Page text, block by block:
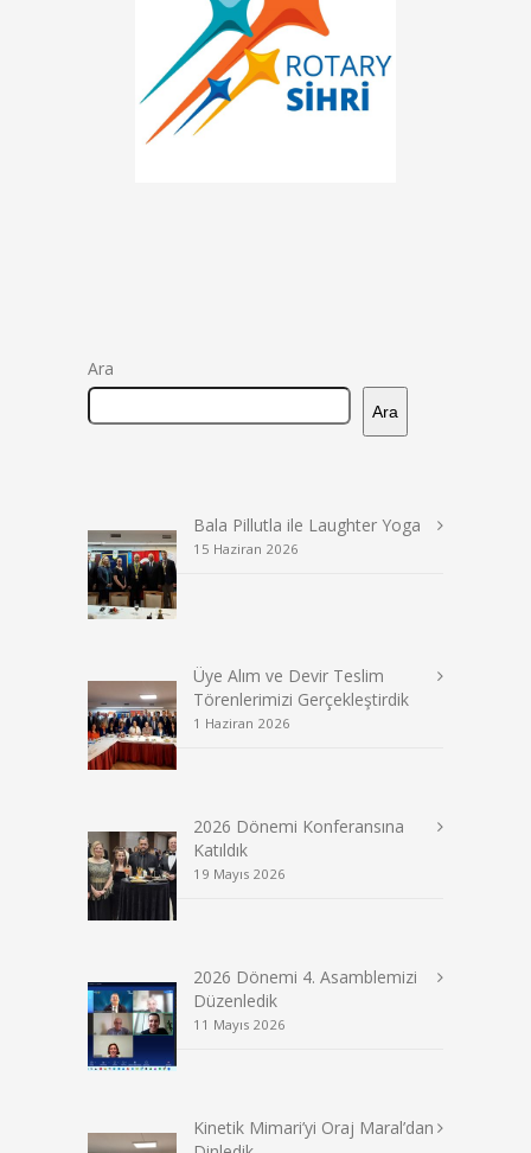
Ara
Ara
Bala Pillutla ile Laughter Yoga
15 Haziran 2026
Üye Alım ve Devir Teslim
Törenlerimizi Gerçekleştirdik
1 Haziran 2026
2026 Dönemi Konferansına
Katıldık
19 Mayıs 2026
2026 Dönemi 4. Asamblemizi
Düzenledik
11 Mayıs 2026
Kinetik Mimari’yi Oraj Maral’dan